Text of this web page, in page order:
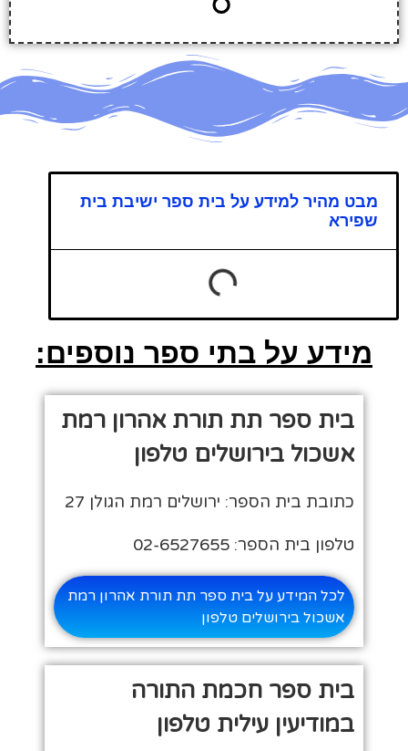
מבט מהיר למידע על בית ספר ישיבת בית
שפירא
מידע על בתי ספר נוספים:
בית ספר תת תורת אהרון רמת
אשכול בירושלים טלפון
כתובת בית הספר: ירושלים רמת הגולן 27
טלפון בית הספר: 02-6527655
לכל המידע על בית ספר תת תורת אהרון רמת
אשכול בירושלים טלפון
בית ספר חכמת התורה
במודיעין עילית טלפון